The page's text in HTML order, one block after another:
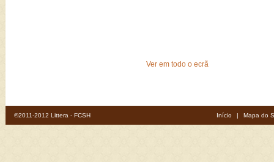
Ver em todo o ecrã
©2011-2012 Littera - FCSH Início | Mapa do